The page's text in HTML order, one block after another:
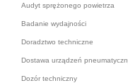
Audyt sprężonego powietrza
Badanie wydajności
Doradztwo techniczne
Dostawa urządzeń
Dozór techniczny